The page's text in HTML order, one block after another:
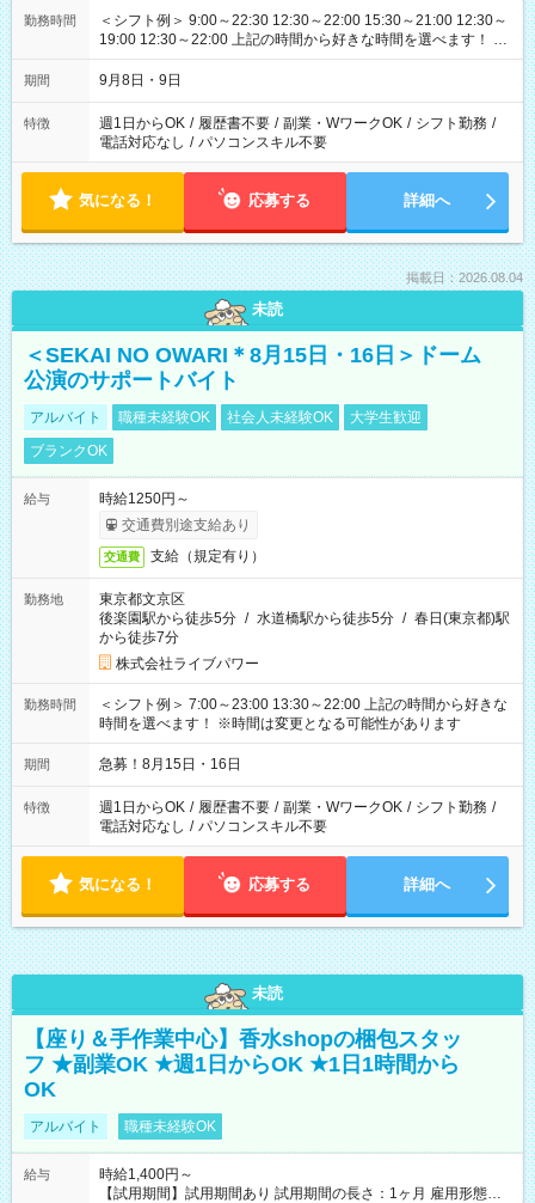
勤務時間
＜シフト例＞ 9:00～22:30 12:30～22:00 15:30～21:00 12:30～
19:00 12:30～22:00 上記の時間から好きな時間を選べます！ ※
時間は変更となる可能性があります
期間 9月8日・9日
特徴 週1日からOK / 履歴書不要 / 副業・WワークOK / シフト勤務 /
電話対応なし / パソコンスキル不要
気になる！ 応募する 詳細へ
掲載日：2026.08.04
未読
＜SEKAI NO OWARI＊8月15日・16日＞ドーム
公演のサポートバイト
アルバイト 職種未経験OK 社会人未経験OK
大学生歓迎
ブランクOK
給与
時給1250円～
交通費別途支給あり
交通費 支給（規定有り）
勤務地
東京都文京区
後楽園駅から徒歩5分 / 水道橋駅から徒歩5分 / 春日(東京都)駅
から徒歩7分
株式会社ライブパワー
勤務時間
＜シフト例＞ 7:00～23:00 13:30～22:00 上記の時間から好きな
時間を選べます！ ※時間は変更となる可能性があります
期間 急募！8月15日・16日
特徴 週1日からOK / 履歴書不要 / 副業・WワークOK / シフト勤務 /
電話対応なし / パソコンスキル不要
気になる！ 応募する 詳細へ
未読
【座り＆手作業中心】香水shopの梱包スタッ
フ ★副業OK ★週1日からOK ★1日1時間から
OK
アルバイト 職種未経験OK
給与
時給1,400円～
【試用期間】試用期間あり 試用期間の長さ：1ヶ月 雇用形態、